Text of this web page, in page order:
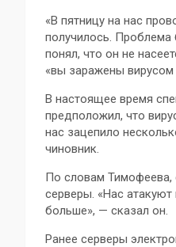
«В пятницу на нас
получилось. Проблема
понял, что он не
«вы заражены вирусом
В настоящее время
предположил, что
нас зацепило
чиновник.
По словам Тимофеева,
серверы. «Нас
больше», — сказал он.
Ранее серверы